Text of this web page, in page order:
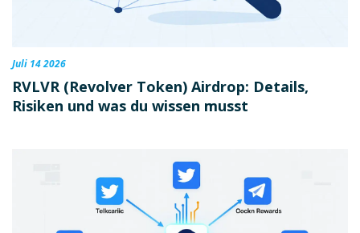
Juli 14 2026
RVLVR (Revolver Token) Airdrop: Details,
Risiken und was du wissen musst